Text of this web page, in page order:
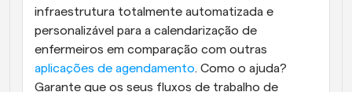
infraestrutura totalmente automatizada e
personalizável para a calendarização de
aplicações de agendamento. Como o ajuda?
Garante que os seus fluxos de trabalho de